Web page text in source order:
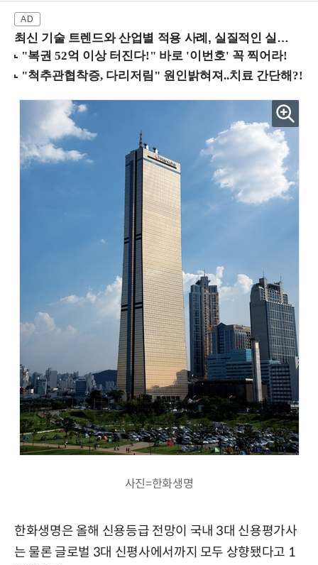
최신 기술 트렌드와 산업별 적용 사례, 실질적인 실행 전략을 공유 (9/18 양재역)
사진=한화생명
한화생명은 올해 신용등급 전망이 국내 3대 신용평가사
는 물론 글로벌 3대 신평사에서까지 모두 상향됐다고 1